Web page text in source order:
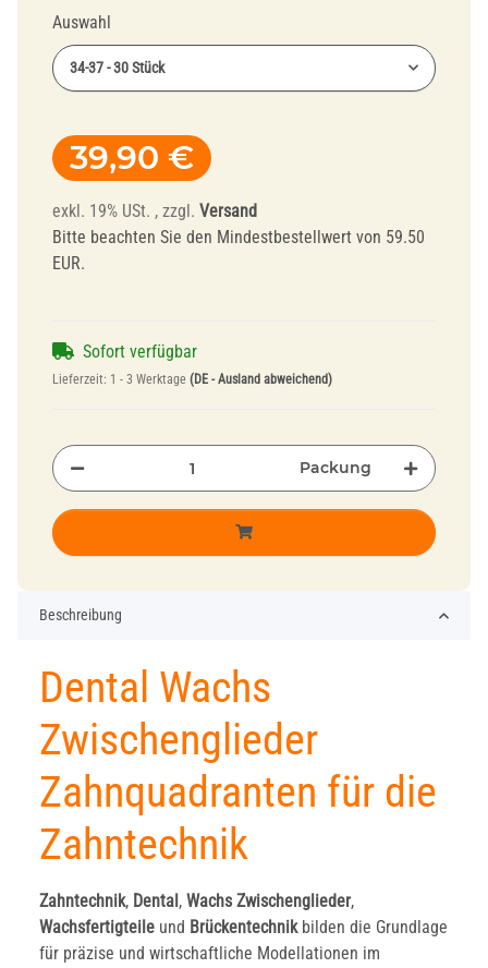
Auswahl
34-37 - 30 Stück
39,90 €
exkl. 19% USt. , zzgl. Versand
Bitte beachten Sie den Mindestbestellwert von 59.50
EUR.
Sofort verfügbar
Lieferzeit: 1 - 3 Werktage (DE - Ausland abweichend)
Packung
Beschreibung
Dental Wachs
Zwischenglieder
Zahnquadranten für die
Zahntechnik
Zahntechnik, Dental , Wachs Zwischenglieder,
Wachsfertigteile und Brückentechnikbilden die Grundlage
für präzise und wirtschaftliche Modellationen im